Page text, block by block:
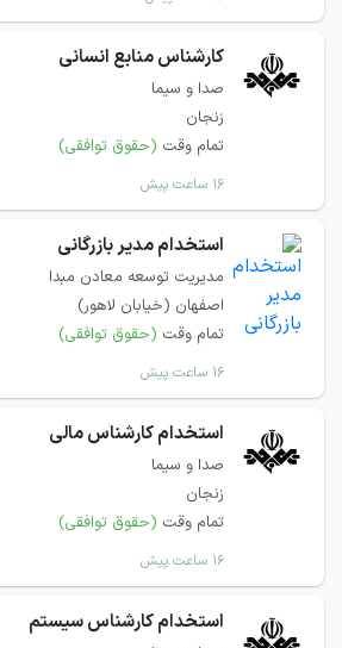
کارشناس منابع انسانی
صدا و سیما
زنجان
تمام وقت (حقوق توافقی)
۱۶ ساعت پیش
استخدام مدیر بازرگانی
مدیریت توسعه معادن مبدا
اصفهان (خیابان لاهور)
تمام وقت (حقوق توافقی)
۱۶ ساعت پیش
استخدام کارشناس مالی
صدا و سیما
زنجان
تمام وقت (حقوق توافقی)
۱۶ ساعت پیش
استخدام کارشناس سیستم